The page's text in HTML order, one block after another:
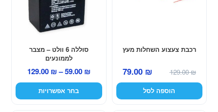
רכבת צעצוע השחלות מעץ
129.00₪
המחיר
המקורי
היה:
79.00 ₪
המחיר
הנוכחי
הוא:
הוספה לסל
סוללה 6 וולט – מצבר
לממונעים
59.00 ₪
–
129.00 ₪
מחירים:
בחר אפשרויות
האפשרויות
המוצר